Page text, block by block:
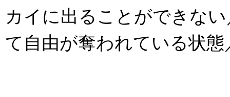
カイに出ることができな
て自由が奪われている状